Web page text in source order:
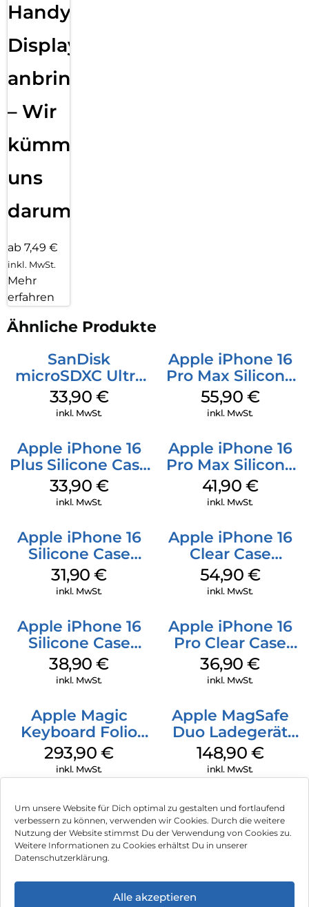
Um unsere Website für Dich optimal zu gestalten und fortlaufend
verbessern zu können, verwenden wir Cookies. Durch die weitere
Nutzung der Website stimmst Du der Verwendung von Cookies zu.
Weitere Informationen zu Cookies erhältst Du in unserer
Datenschutzerklärung.
Alle akzeptieren
Handy
Displayfolie
anbringen
– Wir
kümmern
uns
darum!
ab 7,49 €
inkl. MwSt.
Mehr
erfahren
Ähnliche Produkte
SanDisk
microSDXC Ultra
128 GB + Adapter
Mobile
33,90 €
inkl. MwSt.
Apple iPhone 16
Pro Max Silicone
Case MagSafe
Stone Gray
55,90 €
inkl. MwSt.
Apple iPhone 16
Plus Silicone Case
MagSafe Lake
Green
33,90 €
inkl. MwSt.
Apple iPhone 16
Pro Max Silicone
Case MagSafe
Ultramarine
41,90 €
inkl. MwSt.
Apple iPhone 16
Silicone Case
MagSafe Fuchsia
31,90€
inkl. MwSt.
Apple iPhone 16
Clear Case
MagSafe
Transparent
54,90 €
inkl. MwSt.
Apple iPhone 16
Silicone Case
MagSafe
Ultramarine
38,90€
inkl. MwSt.
Apple iPhone 16
Pro Clear Case
MagSafe
Transparent
36,90€
inkl. MwSt.
Apple Magic
Keyboard Folio
iPad 10.9″ (10.Gen.)
Weiß
293,90€
inkl. MwSt.
Apple MagSafe
Duo Ladegerät
Weiß
148,90 €
inkl. MwSt.
Impressum